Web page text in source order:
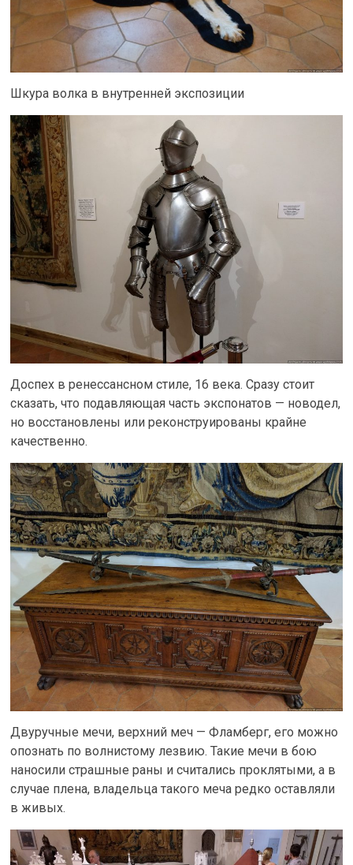
Шкура волка в внутренней экспозиции
Доспех в ренессансном стиле, 16 века. Сразу стоит
сказать, что подавляющая часть экспонатов — новодел,
но восстановлены или реконструированы крайне
качественно.
Двуручные мечи, верхний меч — Фламберг, его можно
опознать по волнистому лезвию. Такие мечи в бою
наносили страшные раны и считались проклятыми, а в
случае плена, владельца такого меча редко оставляли
в живых.